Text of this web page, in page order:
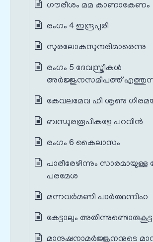
ഗൗരീശം മമ കാണാകേണം
രംഗം 4 ഇന്ദ്രപുരി
സുരലോകസുന്ദരിമാരെന്നു
രംഗം 5 ദേവസ്ത്രീകൾ
അർജ്ജുനസമീപത്ത്
കേവലമേവ ഹി ശൃണു
ബന്ധുരരൂപികളേ പറവിൻ
രംഗം 6 കൈലാസം
പാരീരേഴിന്നും സാരമായുള്ള
പരമേശ
മന്നവർമണി പാർത്ഥന്നിഹ
കേട്ടാലും
മാനുഷനാമർജ്ജുനനുടെ